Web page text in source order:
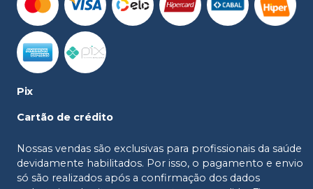
Pix
Cartão de crédito
Nossas vendas são exclusivas para profissionais da saúde
devidamente habilitados. Por isso, o pagamento e envio
só são realizados após a confirmação dos dados